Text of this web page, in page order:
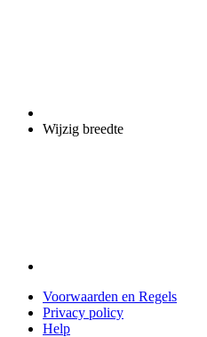
Wijzig breedte
Voorwaarden en Regels
Privacy policy
Help